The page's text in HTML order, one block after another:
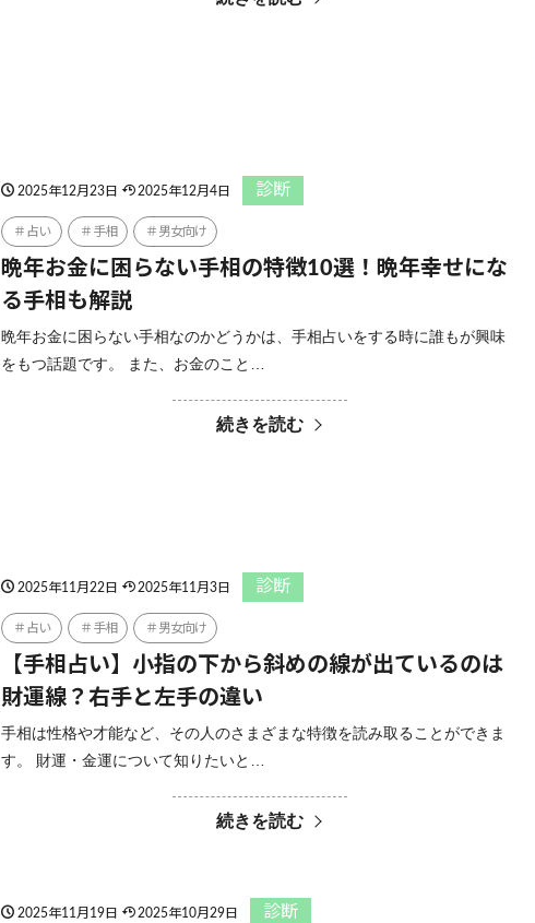
2025年12月23日 2025年12月4日 診断
占い 手相 男女向け
晩年お金に困らない手相の特徴10選！晩年幸せにな
る手相も解説
晩年お金に困らない手相なのかどうかは、手相占いをする時に誰もが興味
をもつ話題です。 また、お金のこと…
続きを読む
2025年11月22日 2025年11月3日 診断
占い 手相 男女向け
【手相占い】小指の下から斜めの線が出ているのは
財運線？右手と左手の違い
手相は性格や才能など、その人のさまざまな特徴を読み取ることができま
す。 財運・金運について知りたいと…
続きを読む
2025年11月19日 2025年10月29日 診断